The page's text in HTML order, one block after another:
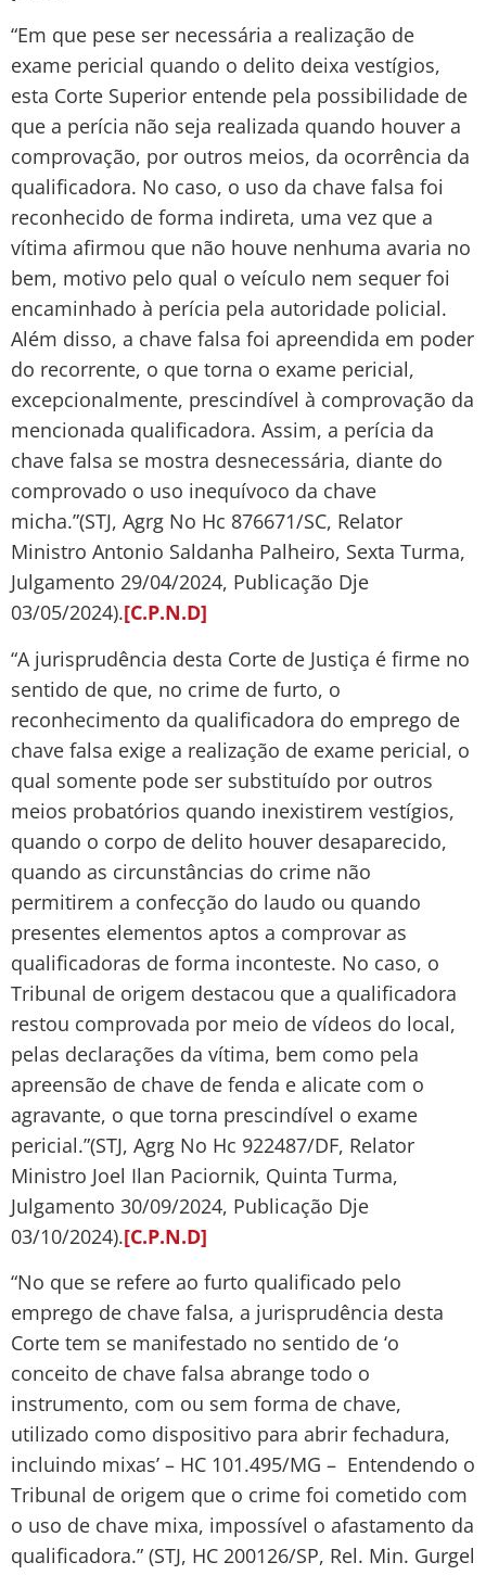
“Em que pese ser necessária a realização de
exame pericial quando o delito deixa vestígios,
esta Corte Superior entende pela possibilidade de
que a perícia não seja realizada quando houver a
comprovação, por outros meios, da ocorrência da
qualificadora. No caso, o uso da chave falsa foi
reconhecido de forma indireta, uma vez que a
vítima afirmou que não houve nenhuma avaria no
bem, motivo pelo qual o veículo nem sequer foi
encaminhado à perícia pela autoridade policial.
Além disso, a chave falsa foi apreendida em poder
do recorrente, o que torna o exame pericial,
excepcionalmente, prescindível à comprovação da
mencionada qualificadora. Assim, a perícia da
chave falsa se mostra desnecessária, diante do
comprovado o uso inequívoco da chave
micha.”(STJ, Agrg No Hc 876671/SC, Relator
Ministro Antonio Saldanha Palheiro, Sexta Turma,
Julgamento 29/04/2024, Publicação Dje
03/05/2024).[C.P.N.D]
“A jurisprudência desta Corte de Justiça é firme no
sentido de que, no crime de furto, o
reconhecimento da qualificadora do emprego de
chave falsa exige a realização de exame pericial, o
qual somente pode ser substituído por outros
meios probatórios quando inexistirem vestígios,
quando o corpo de delito houver desaparecido,
quando as circunstâncias do crime não
permitirem a confecção do laudo ou quando
presentes elementos aptos a comprovar as
qualificadoras de forma inconteste. No caso, o
Tribunal de origem destacou que a qualificadora
restou comprovada por meio de vídeos do local,
pelas declarações da vítima, bem como pela
apreensão de chave de fenda e alicate com o
agravante, o que torna prescindível o exame
pericial.”(STJ, Agrg No Hc 922487/DF, Relator
Ministro Joel Ilan Paciornik, Quinta Turma,
Julgamento 30/09/2024, Publicação Dje
03/10/2024).[C.P.N.D]
“No que se refere ao furto qualificado pelo
emprego de chave falsa, a jurisprudência desta
Corte tem se manifestado no sentido de ‘o
conceito de chave falsa abrange todo o
instrumento, com ou sem forma de chave,
utilizado como dispositivo para abrir fechadura,
incluindo mixas’ – HC 101.495/MG – Entendendo o
Tribunal de origem que o crime foi cometido com
o uso de chave mixa, impossível o afastamento da
qualificadora.” (STJ, HC 200126/SP, Rel. Min. Gurgel